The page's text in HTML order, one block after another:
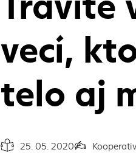
vecí,
telo aj
Dátum vydania článku:
25. 05. 2020Autor článku: